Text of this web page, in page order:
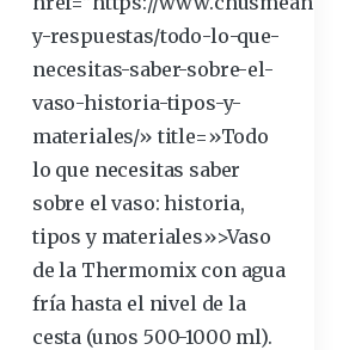
y-respuestas/todo-lo-que-
necesitas-saber-sobre-el-
vaso-historia-tipos-y-
materiales/» title=»Todo
lo que necesitas saber
sobre el vaso: historia,
tipos y materiales»>Vaso
de la Thermomix con agua
fría hasta el nivel de la
cesta (unos 500-1000 ml).